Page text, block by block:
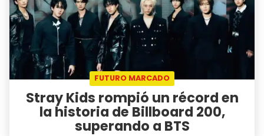
FUTURO MARCADO
Stray Kids rompió un récord en
la historia de Billboard 200,
superando a BTS